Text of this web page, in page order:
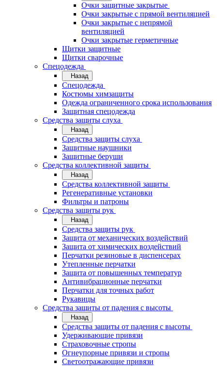
Очки защитные закрытые
Очки закрытые с прямой вентиляцией
Очки закрытые с непрямой
вентиляцией
Очки закрытые герметичные
Щитки защитные
Щитки сварочные
Спецодежда
Назад
Спецодежда
Костюмы химзащиты
Одежда ограниченного срока использования
Защитная спецодежда
Средства защиты слуха
Назад
Средства защиты слуха
Защитные наушники
Защитные беруши
Средства коллективной защиты
Назад
Средства коллективной защиты
Регенеративные установки
Фильтры и патроны
Средства защиты рук
Назад
Средства защиты рук
Защита от механических воздействий
Защита от химических воздействий
Перчатки резиновые в диспенсерах
Утепленные перчатки
Защита от повышенных температур
Антивибрационные перчатки
Перчатки для точных работ
Рукавицы
Средства защиты от падения с высоты
Назад
Средства защиты от падения с высоты
Удерживающие привязи
Страховочные стропы
Огнеупорные привязи и стропы
Светоотражающие привязи